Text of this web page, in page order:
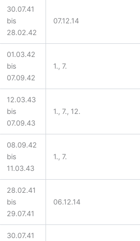
30.07.41
bis
28.02.42
07.12.14
01.03.42
bis
07.09.42
1., 7.
12.03.43
bis
07.09.43
1., 7., 12.
08.09.42
bis
11.03.43
1., 7.
28.02.41
bis
29.07.41
06.12.14
30.07.41